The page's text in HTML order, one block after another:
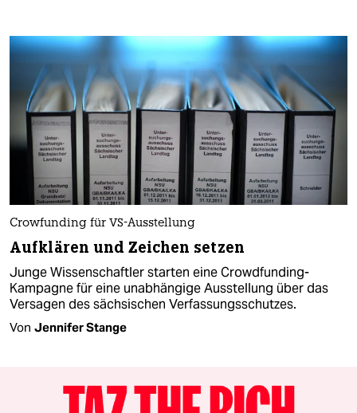
Crowfunding für VS-Ausstellung
Aufklären und Zeichen setzen
Junge Wissenschaftler starten eine Crowdfunding-
Kampagne für eine unabhängige Ausstellung über das
Versagen des sächsischen Verfassungsschutzes.
Von Jennifer Stange